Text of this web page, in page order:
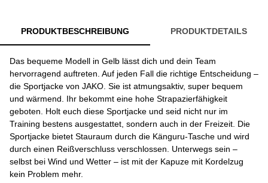
PRODUKTBESCHREIBUNG PRODUKTDETAILS
Das bequeme Modell in Gelb lässt dich und dein Team
hervorragend auftreten. Auf jeden Fall die richtige Entscheidung –
die Sportjacke von JAKO. Sie ist atmungsaktiv, super bequem
und wärmend. Ihr bekommt eine hohe Strapazierfähigkeit
geboten. Holt euch diese Sportjacke und seid nicht nur im
Training bestens ausgestattet, sondern auch in der Freizeit. Die
Sportjacke bietet Stauraum durch die Känguru-Tasche und wird
durch einen Reißverschluss verschlossen. Unterwegs sein –
selbst bei Wind und Wetter – ist mit der Kapuze mit Kordelzug
kein Problem mehr.